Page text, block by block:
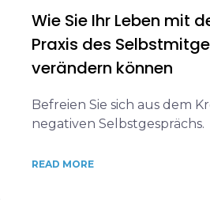
Wie Sie Ihr Leben mit
Praxis des
verändern können
Befreien Sie sich aus dem
negativen Selbstgesprächs.
READ MORE